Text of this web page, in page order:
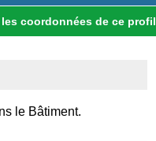
les coordonnées de ce profil
le Bâtiment.